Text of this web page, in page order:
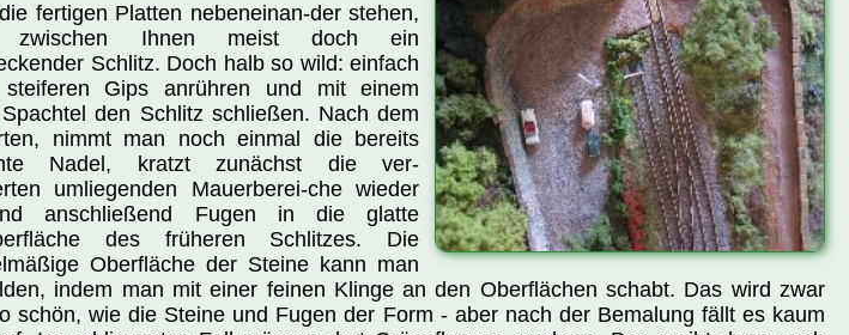
fertigen Platten nebeneinan-der stehen,
zwischen Ihnen meist doch ein
Schlitz. Doch halb so wild: einfach
steiferen Gips anrühren und mit einem
den Schlitz schließen. Nach dem
nimmt man noch einmal die bereits
Nadel, kratzt zunächst die ver-
umliegenden Mauerberei-che wieder
anschließend Fugen in die glatte
des früheren Schlitzes. Die
Oberfläche der Steine kann man
indem man mit einer feinen Klinge an den Oberflächen schabt. Das wird zwar
schön, wie die Steine und Fugen der Form - aber nach der Bemalung fällt es kaum